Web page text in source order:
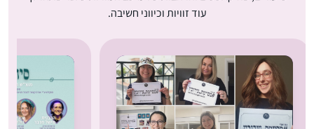
עוד זוויות וכיווני חשיבה.